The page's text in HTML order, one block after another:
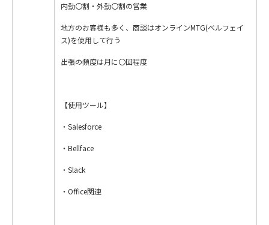
内勤〇割・外勤〇割の営業
地方のお客様も多く、商談はオンラインMTG(ベルフェイ
ス)を使用して行う
出張の頻度は月に〇回程度
【使用ツール】
・Salesforce
・Bellface
・Slack
・Office関連